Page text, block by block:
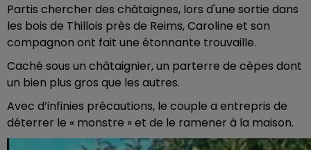
Partis chercher des châtaignes, lors d'une sortie dans
les bois de Thillois près de Reims, Caroline et son
compagnon ont fait une étonnante trouvaille.
Caché sous un châtaignier, un parterre de cèpes dont
un bien plus gros que les autres.
Avec d’infinies précautions, le couple a entrepris de
déterrer le « monstre » et de le ramener à la maison.